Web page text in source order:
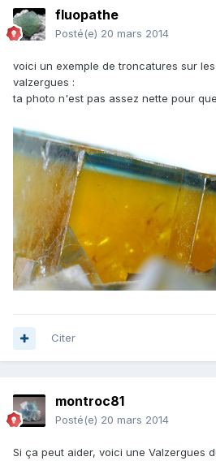
fluopathe
Posté(e) 20 mars 2014
voici un exemple de troncatures sur
valzergues :
ta photo n'est pas assez nette pour
Citer
montroc81
Posté(e) 20 mars 2014
Si ça peut aider, voici une Valzergues